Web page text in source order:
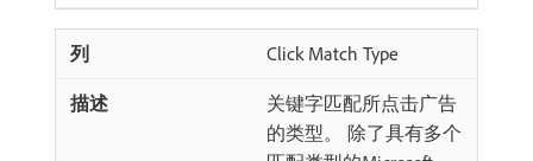
Click Match Type
关键字匹配所点击广告
的类型。 除了具有多个